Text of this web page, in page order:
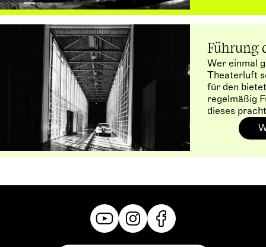
Führung
Wer einmal
Theaterluft
für den
regelmäßig
dieses